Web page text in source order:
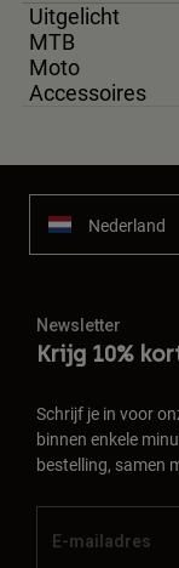
Uitgelicht
MTB
Moto
Accessoires
Nederland
Newsletter
Krijg 10%
Schrijf je in voor
binnen enkele
bestelling, samen